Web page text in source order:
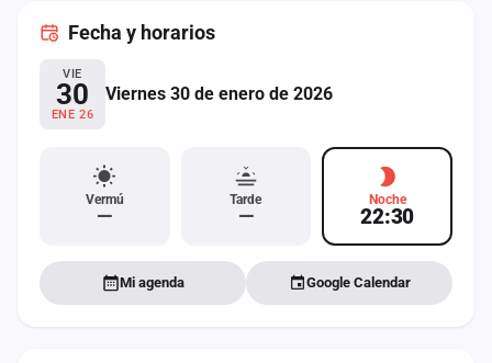
Fecha y horarios
VIE
30
ENE 26
Viernes 30 de enero de 2026
Vermú
—
Tarde
—
Noche
22:30
Mi agenda Google Calendar
Administración
Contacto